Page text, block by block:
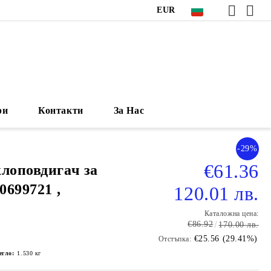
EUR
Контакти За Нас
за
,
-29%
€61.36
120.01 лв.
Каталожна цена:
€86.92 170.00 лв.
Отстъпка: €25.56 (29.41%)
1.530 кг